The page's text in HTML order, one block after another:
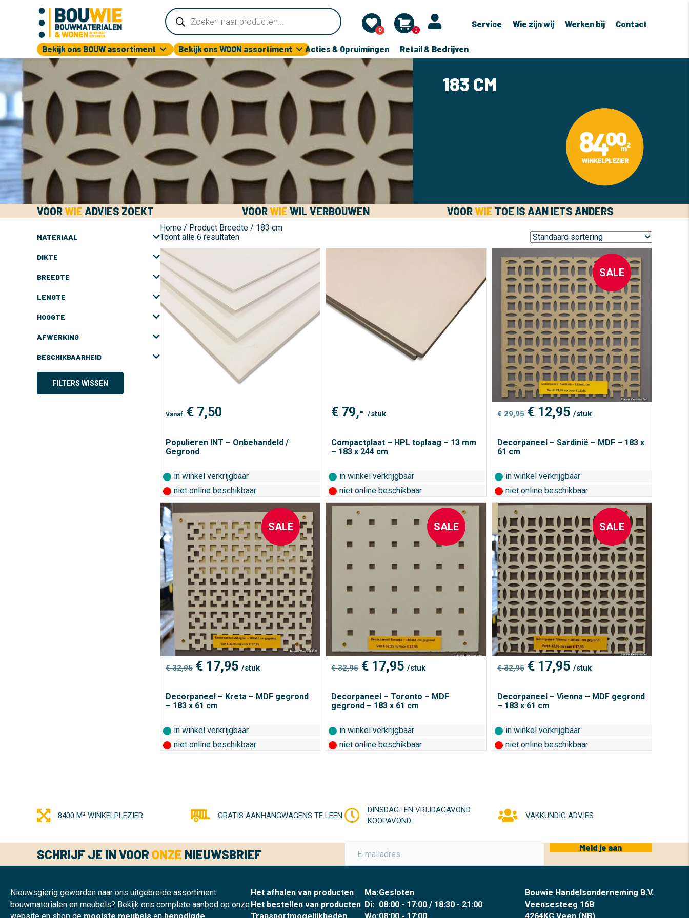
Producten
zoeken
0 0
Service Wie zijn wij Werken bij Contact
Bekijk ons BOUW assortiment Bekijk ons WOON assortiment Acties & Opruimingen Retail & Bedrijven
183 CM
VOORWIE ADVIES ZOEKT VOORWIE WIL VERBOUWEN VOORWIE TOE IS AAN IETS ANDERS
MATERIAAL
DIKTE
BREEDTE
LENGTE
HOOGTE
AFWERKING
BESCHIKBAARHEID
FILTERS WISSEN
Home / Product Breedte / 183 cm
Toont alle 6 resultaten
Vanaf: € 7,50
Populieren INT – Onbehandeld /
Gegrond
in winkel verkrijgbaar
niet online beschikbaar
€ 79,- /stuk
Compactplaat – HPL toplaag – 13 mm
– 183 x 244 cm
in winkel verkrijgbaar
niet online beschikbaar
SALE
€29,95 Oorspronkelijke
prijs
€ 29,95.
€12,95Huidige
prijs
€ 12,95.
/stuk
Decorpaneel – Sardinië – MDF – 183 x
61 cm
in winkel verkrijgbaar
niet online beschikbaar
SALE
€32,95 Oorspronkelijke
prijs
€ 32,95.
€ 17,95Huidige
prijs
€ 17,95.
/stuk
Decorpaneel – Kreta – MDF gegrond
– 183 x 61 cm
in winkel verkrijgbaar
niet online beschikbaar
SALE
€32,95 Oorspronkelijke
prijs
€ 32,95.
€ 17,95Huidige
prijs
€ 17,95.
/stuk
Decorpaneel – Toronto – MDF
gegrond – 183 x 61 cm
in winkel verkrijgbaar
niet online beschikbaar
SALE
€32,95 Oorspronkelijke
prijs
€ 32,95.
€17,95Huidige
prijs
€ 17,95.
/stuk
Decorpaneel – Vienna – MDF gegrond
– 183 x 61 cm
in winkel verkrijgbaar
niet online beschikbaar
8400 M² WINKELPLEZIER GRATIS AANHANGWAGENS TE LEEN
DINSDAG- EN VRIJDAGAVOND
KOOPAVOND
VAKKUNDIG ADVIES
SCHRIJF JE IN VOOR ONZE NIEUWSBRIEF Meld je aan
Nieuwsgierig geworden naar ons uitgebreide assortiment
bouwmaterialen en meubels? Bekijk ons complete aanbod op onze
website en shop de mooiste meubels en benodigde
Het afhalen van producten
Het bestellen van producten
Transportmogelijkheden
Ma:Gesloten
Di: 08:00 - 17:00 / 18:30 - 21:00
Wo:08:00 - 17:00
Bouwie Handelsonderneming B.V.
Veensesteeg 16B
4264KG Veen (NB)